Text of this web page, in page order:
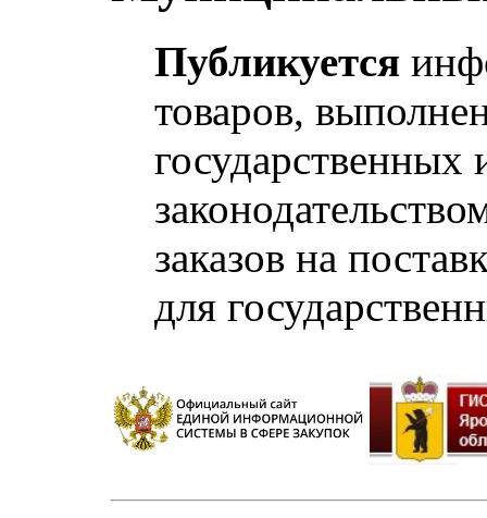
Публикуется
товаров,
заказов на
для